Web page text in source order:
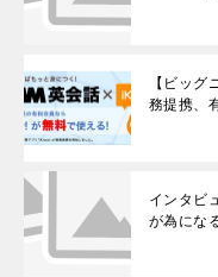
【ビッ
務提携、
インタビ
が為にな